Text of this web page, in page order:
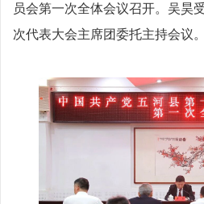
员会第一次全体会议召开。吴昊
次代表大会主席团委托主持会议。